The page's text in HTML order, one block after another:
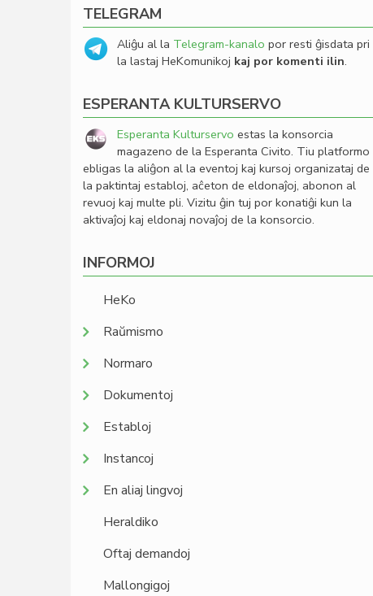
TELEGRAM
Aliĝu al la Telegram-kanalo por resti ĝisdata pri
la lastaj HeKomunikoj kaj por komenti ilin.
ESPERANTA KULTURSERVO
Esperanta Kulturservo estas la konsorcia
magazeno de la Esperanta Civito. Tiu platformo
ebligas la aliĝon al la eventoj kaj kursoj organizataj de
la paktintaj establoj, aĉeton de eldonaĵoj, abonon al
revuoj kaj multe pli. Vizitu ĝin tuj por konatiĝi kun la
aktivaĵoj kaj eldonaj novaĵoj de la konsorcio.
INFORMOJ
HeKo
Raŭmismo
Normaro
Dokumentoj
Establoj
Instancoj
En aliaj lingvoj
Heraldiko
Oftaj demandoj
Mallongigoj